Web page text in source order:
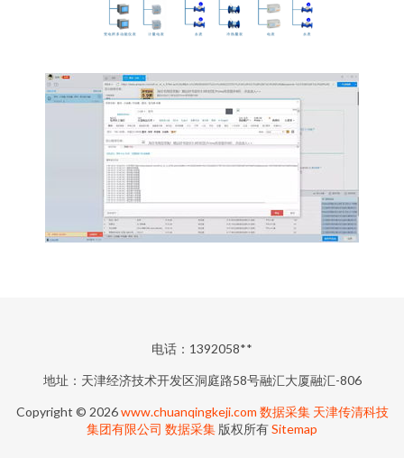
电话：1392058**
地址：天津经济技术开发区洞庭路58号融汇大厦融汇-806
Copyright © 2026www.chuanqingkeji.com 数据采集 天津传清科技
集团有限公司 数据采集 版权所有Sitemap